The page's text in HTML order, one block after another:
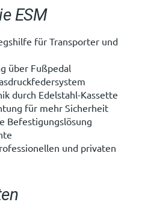
ESM
für Transporter und
über Fußpedal
durch Edelstahl-Kassette
für mehr Sicherheit
Befestigungslösung
und privaten